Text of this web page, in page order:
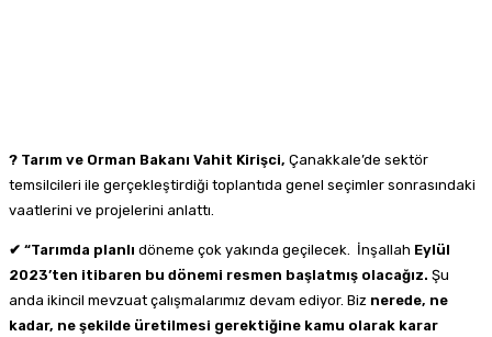
? Tarım ve Orman Bakanı Vahit Kirişci, Çanakkale’de sektör
temsilcileri ile gerçekleştirdiği toplantıda genel seçimler sonrasındaki
vaatlerini ve projelerini anlattı.
✔ “Tarımda planlı döneme çok yakında geçilecek. İnşallah Eylül
2023’ten itibaren bu dönemi resmen başlatmış olacağız. Şu
anda ikincil mevzuat çalışmalarımız devam ediyor. Biz nerede, ne
kadar, ne şekilde üretilmesi gerektiğine kamu olarak karar